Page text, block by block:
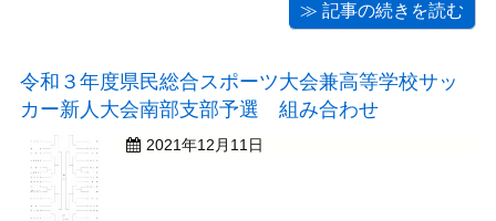
≫ 記事の続きを読む
令和３年度県民総合スポーツ大会兼高等学校サッ
カー新人大会南部支部予選 組み合わせ
2021年12月11日